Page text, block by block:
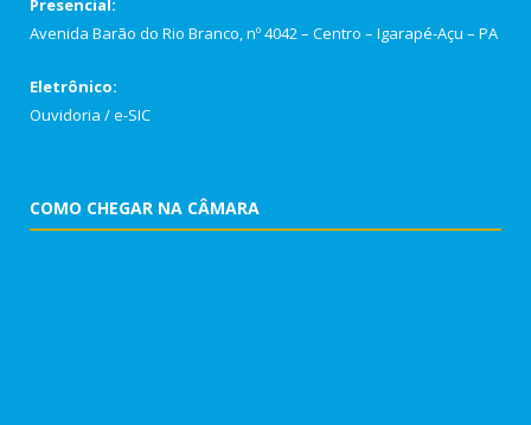
Presencial:
Avenida Barão do Rio Branco, nº 4042 – Centro – Igarapé-Açu – PA
Eletrônico:
Ouvidoria /e-SIC
COMO CHEGAR NA CÂMARA